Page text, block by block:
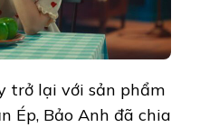
trở lại với sản phẩm
Ép, Bảo Anh đã chia